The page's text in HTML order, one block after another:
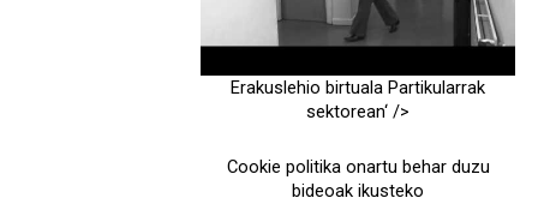
Erakuslehio birtuala Partikularrak
sektorean‘ />
Cookie politika onartu behar duzu
bideoak ikusteko